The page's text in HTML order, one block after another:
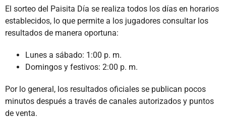
El sorteo del Paisita Día se realiza todos los días en horarios
establecidos, lo que permite a los jugadores consultar los
resultados de manera oportuna:
Lunes a sábado: 1:00 p. m.
Domingos y festivos: 2:00 p. m.
Por lo general, los resultados oficiales se publican pocos
minutos después a través de canales autorizados y puntos
de venta.